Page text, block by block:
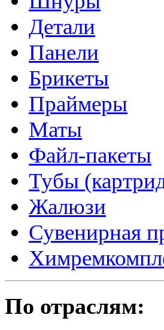
Детали
Панели
Брикеты
Праймеры
Маты
Файл-пакеты
Тубы
Жалюзи
Сувенирная
По отраслям: